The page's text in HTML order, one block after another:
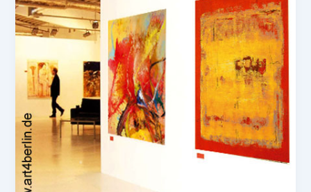
Unternehmen,
große
Wandbilder
online